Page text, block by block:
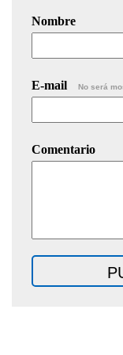
Nombre
E-mail No será
Comentario